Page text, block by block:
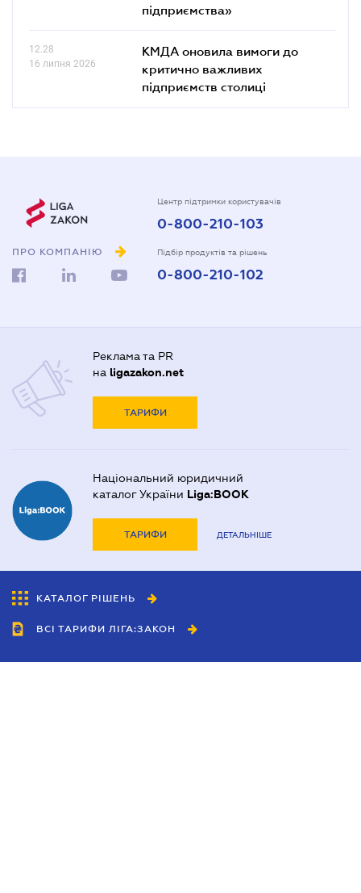
підприємства»
12.28
16 липня 2026
КМДА оновила вимоги до
критично важливих
підприємств столиці
ПРО КОМПАНІЮ
Центр підтримки користувачів
0-800-210-103
Підбір продуктів та рішень
0-800-210-102
Реклама та PR
на ligazakon.net
ТАРИФИ
Національний юридичний
каталог України Liga:BOOK
ТАРИФИ ДЕТАЛЬНІШЕ
КАТАЛОГ РІШЕНЬ
ВСІ ТАРИФИ ЛІГА:ЗАКОН